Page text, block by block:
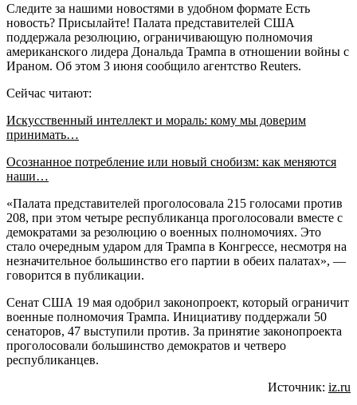
Следите за нашими новостями в удобном формате Есть
новость? Присылайте! Палата представителей США
поддержала резолюцию, ограничивающую полномочия
американского лидера Дональда Трампа в отношении войны с
Ираном. Об этом 3 июня сообщило агентство Reuters.
Сейчас читают:
Искусственный интеллект и мораль: кому мы доверим
принимать…
Осознанное потребление или новый снобизм: как меняются
наши…
«Палата представителей проголосовала 215 голосами против
208, при этом четыре республиканца проголосовали вместе с
демократами за резолюцию о военных полномочиях. Это
стало очередным ударом для Трампа в Конгрессе, несмотря на
незначительное большинство его партии в обеих палатах», —
говорится в публикации.
Сенат США 19 мая одобрил законопроект, который ограничит
военные полномочия Трампа. Инициативу поддержали 50
сенаторов, 47 выступили против. За принятие законопроекта
проголосовали большинство демократов и четверо
республиканцев.
Источник: iz.ru